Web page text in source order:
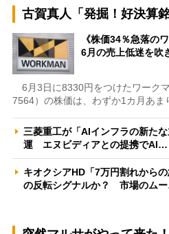
古賀真人「発掘！好決算銘
《株価34％急落の
6月の売上低迷を吹
6月3日に8330円をつけたワーク
7564）の株価は、わずか1カ月あま
三菱重工が「AIインフラの新た
運 エヌビディアとの提携でAI…
キオクシアHD「7万円割れから
の反転シグナルか？ 市場のム